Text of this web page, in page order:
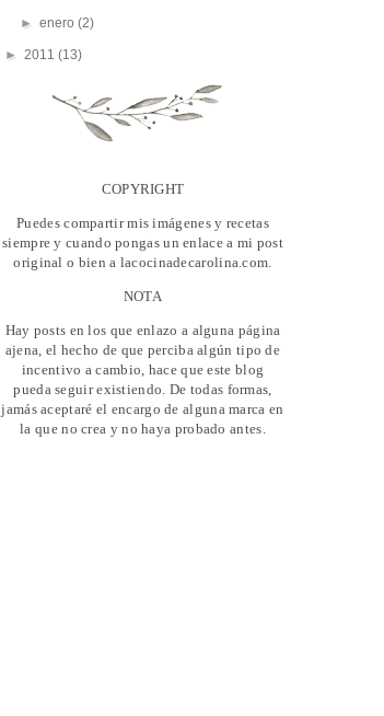
►enero(2)
► 2011 (13)
COPYRIGHT
Puedes compartir mis imágenes y recetas
siempre y cuando pongas un enlace a mi post
original o bien a lacocinadecarolina.com.
NOTA
Hay posts en los que enlazo a alguna página
ajena, el hecho de que perciba algún tipo de
incentivo a cambio, hace que este blog
pueda seguir existiendo. De todas formas,
jamás aceptaré el encargo de alguna marca en
la que no crea y no haya probado antes.